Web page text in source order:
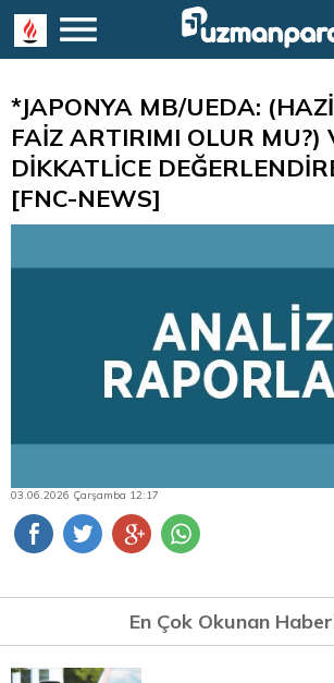
*JAPONYA MB/UEDA:
FAİZ ARTIRIMI OLUR MU?)
DİKKATLİCE
[FNC-NEWS]
03.06.2026 Çarşamba 12:17
En Çok Okunan